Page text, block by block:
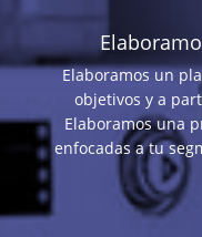
Elaboramos un
objetivos y a
Elaboramos una
enfocadas a tu